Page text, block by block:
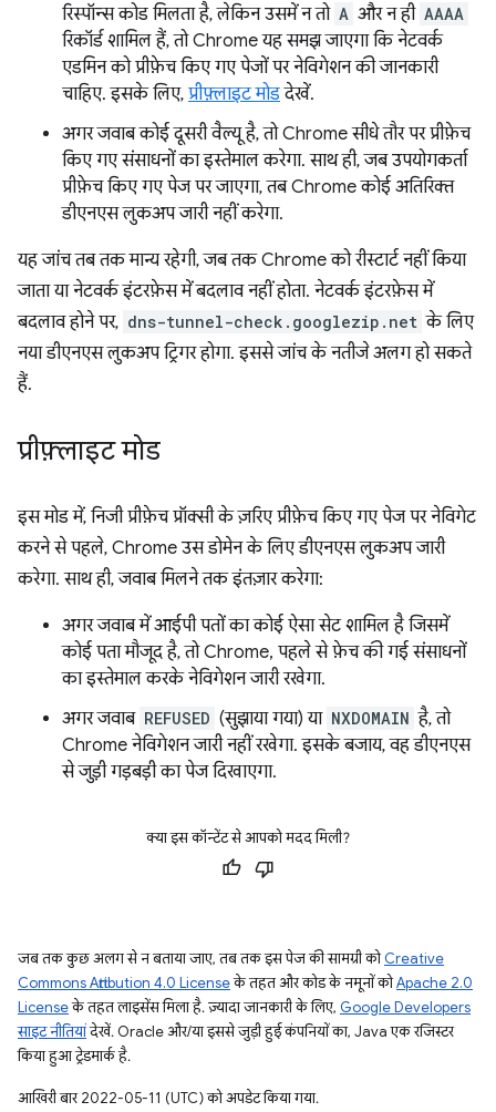
रिस्पॉन्स कोड मिलता है, लेकिन उसमें न तो A और न ही AAAA
रिकॉर्ड शामिल हैं, तो Chrome यह समझ जाएगा कि नेटवर्क
एडमिन को प्रीफ़ेच किए गए पेजों पर नेविगेशन की जानकारी
चाहिए. इसके लिए, प्रीफ़्लाइट मोडदेखें.
अगर जवाब कोई दूसरी वैल्यू है, तो Chrome सीधे तौर पर प्रीफ़ेच
किए गए संसाधनों का इस्तेमाल करेगा. साथ ही, जब उपयोगकर्ता
प्रीफ़ेच किए गए पेज पर जाएगा, तब Chrome कोई अतिरिक्त
डीएनएस लुकअप जारी नहीं करेगा.
यह जांच तब तक मान्य रहेगी, जब तक Chrome को रीस्टार्ट नहीं किया
जाता या नेटवर्क इंटरफ़ेस में बदलाव नहीं होता. नेटवर्क इंटरफ़ेस में
बदलाव होने पर, dns-tunnel-check.googlezip.net के लिए
नया डीएनएस लुकअप ट्रिगर होगा. इससे जांच के नतीजे अलग हो सकते
हैं.
प्रीफ़्लाइट मोड
इस मोड में, निजी प्रीफ़ेच प्रॉक्सी के ज़रिए प्रीफ़ेच किए गए पेज पर नेविगेट
करने से पहले, Chrome उस डोमेन के लिए डीएनएस लुकअप जारी
करेगा. साथ ही, जवाब मिलने तक इंतज़ार करेगा:
अगर जवाब में आईपी पतों का कोई ऐसा सेट शामिल है जिसमें
कोई पता मौजूद है, तो Chrome, पहले से फ़ेच की गई संसाधनों
का इस्तेमाल करके नेविगेशन जारी रखेगा.
अगर जवाब REFUSED (सुझाया गया) या NXDOMAIN है, तो
Chrome नेविगेशन जारी नहीं रखेगा. इसके बजाय, वह डीएनएस
से जुड़ी गड़बड़ी का पेज दिखाएगा.
क्या इस कॉन्टेंट से आपको मदद मिली?
जब तक कुछ अलग से न बताया जाए, तब तक इस पेज की सामग्री कोCreative
Commons Attribution 4.0 Licenseके तहत और कोड के नमूनों कोApache 2.0
Licenseके तहत लाइसेंस मिला है. ज़्यादा जानकारी के लिए, Google Developers
साइट नीतियांदेखें. Oracle और/या इससे जुड़ी हुई कंपनियों का, Java एक रजिस्टर
किया हुआ ट्रेडमार्क है.
आखिरी बार 2022-05-11 (UTC) को अपडेट किया गया.